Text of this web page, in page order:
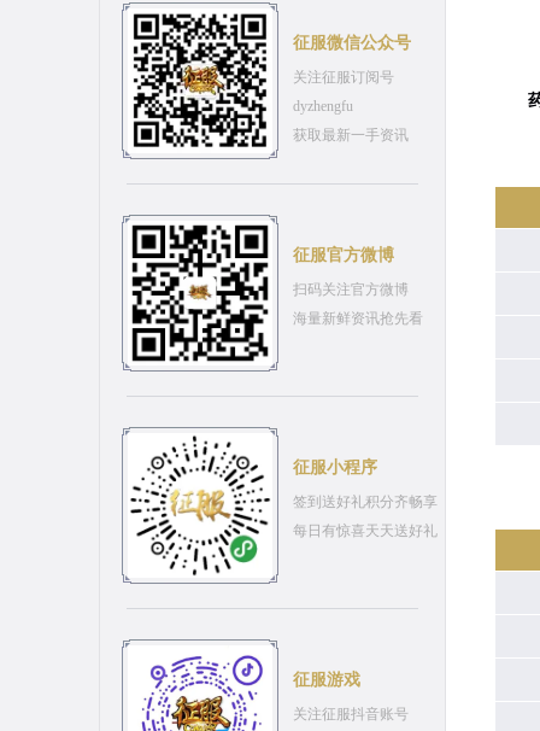
征服微信公众号
关注征服订阅号
dyzhengfu
获取最新一手资讯
征服官方微博
扫码关注官方微博
海量新鲜资讯抢先看
征服小程序
签到送好礼积分齐畅享
每日有惊喜天天送好礼
征服游戏
关注征服抖音账号
药